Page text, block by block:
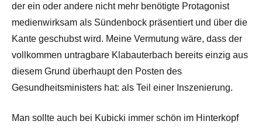
der ein oder andere nicht mehr benötigte Protagonist
medienwirksam als Sündenbock präsentiert und über die
Kante geschubst wird. Meine Vermutung wäre, dass der
vollkommen untragbare Klabauterbach bereits einzig aus
diesem Grund überhaupt den Posten des
Gesundheitsministers hat: als Teil einer Inszenierung.
Man sollte auch bei Kubicki immer schön im Hinterkopf